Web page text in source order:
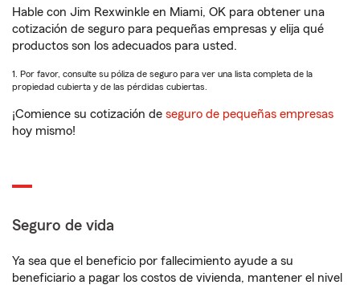
Hable con Jim Rexwinkle en Miami, OK para obtener una
cotización de seguro para pequeñas empresas y elija qué
productos son los adecuados para usted.
1. Por favor, consulte su póliza de seguro para ver una lista completa de la
propiedad cubierta y de las pérdidas cubiertas.
¡Comience su cotización de seguro de pequeñas empresas
hoy mismo!
Seguro de vida
Ya sea que el beneficio por fallecimiento ayude a su
beneficiario a pagar los costos de vivienda, mantener el nivel